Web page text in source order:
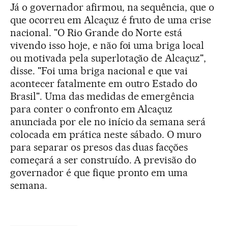
Já o governador afirmou, na sequência, que o
que ocorreu em Alcaçuz é fruto de uma crise
nacional. "O Rio Grande do Norte está
vivendo isso hoje, e não foi uma briga local
ou motivada pela superlotação de Alcaçuz",
disse. "Foi uma briga nacional e que vai
acontecer fatalmente em outro Estado do
Brasil". Uma das medidas de emergência
para conter o confronto em Alcaçuz
anunciada por ele no início da semana será
colocada em prática neste sábado. O muro
para separar os presos das duas facções
começará a ser construído. A previsão do
governador é que fique pronto em uma
semana.